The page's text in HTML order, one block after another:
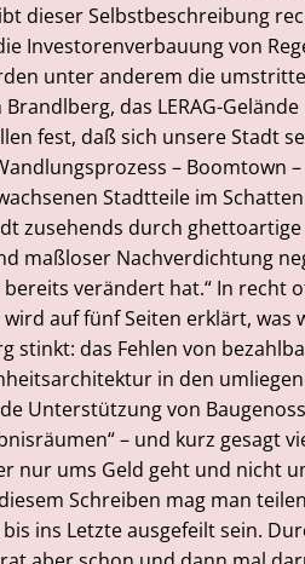
dieser Selbstbeschreibung
Investorenverbauung von
unter anderem die
das LERAG-
fest, daß sich unsere Stadt
– Boomtown
Stadtteile im
zusehends durch
maßloser Nachverdichtung
verändert hat.“ In recht
auf fünf Seiten erklärt, was
stinkt: das Fehlen von
in den
Unterstützung von
– und kurz gesagt
nur ums Geld geht und nicht
Schreiben mag man
ins Letzte ausgefeilt sein.